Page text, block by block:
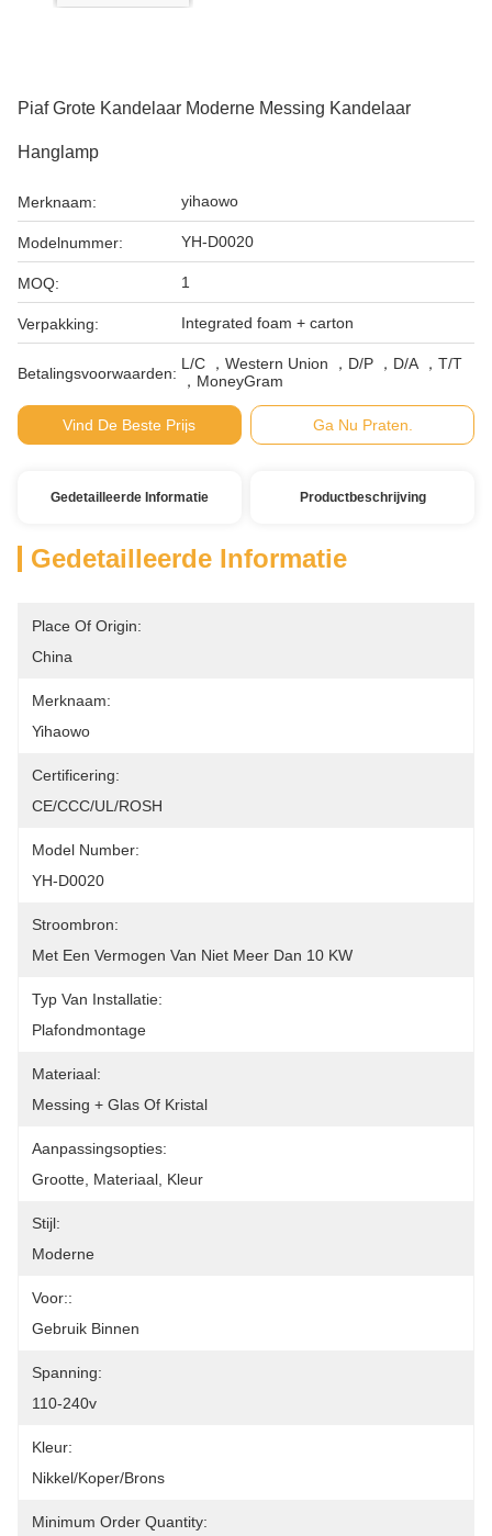
Piaf Grote Kandelaar Moderne Messing Kandelaar
Hanglamp
Merknaam: yihaowo
Modelnummer: YH-D0020
MOQ: 1
Verpakking: Integrated foam + carton
Betalingsvoorwaarden:
L/C ，Western Union ，D/P ，D/A ，T/T
，MoneyGram
Vind De Beste Prijs Ga Nu Praten.
Gedetailleerde Informatie Productbeschrijving
Gedetailleerde Informatie
Place Of Origin:
China
Merknaam:
Yihaowo
Certificering:
CE/CCC/UL/ROSH
Model Number:
YH-D0020
Stroombron:
Met Een Vermogen Van Niet Meer Dan 10 KW
Typ Van Installatie:
Plafondmontage
Materiaal:
Messing + Glas Of Kristal
Aanpassingsopties:
Grootte, Materiaal, Kleur
Stijl:
Moderne
Voor::
Gebruik Binnen
Spanning:
110-240v
Kleur:
Nikkel/koper/brons
Minimum Order Quantity: